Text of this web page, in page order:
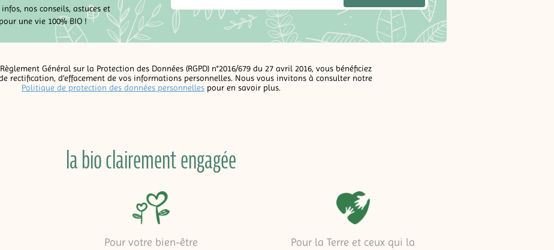
nos conseils, astuces et
une vie 100% BIO !
Général sur la Protection des Données (RGPD) n°2016/679 du 27 avril 2016, vous bénéficiez
de rectification, d’effacement de vos informations personnelles. Nous vous invitons à consulter notre
Politique de protection des données personnelles pour en savoir plus.
la bio clairement engagée
Pour votre bien-être
Pour la Terre et ceux qui la